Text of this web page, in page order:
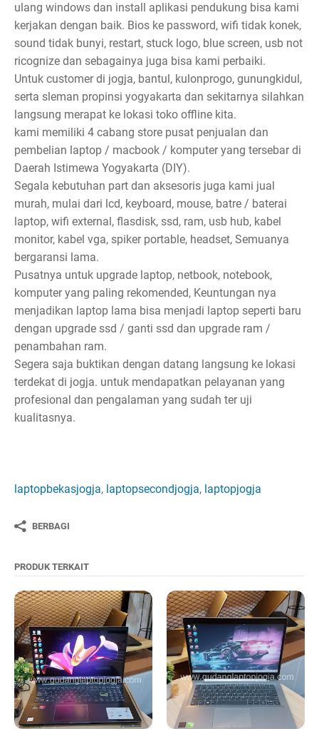
ulang windows dan install aplikasi pendukung bisa kami
kerjakan dengan baik. Bios ke password, wifi tidak konek,
sound tidak bunyi, restart, stuck logo, blue screen, usb not
ricognize dan sebagainya juga bisa kami perbaiki.
Untuk customer di jogja, bantul, kulonprogo, gunungkidul,
serta sleman propinsi yogyakarta dan sekitarnya silahkan
langsung merapat ke lokasi toko offline kita.
kami memiliki 4 cabang store pusat penjualan dan
pembelian laptop / macbook / komputer yang tersebar di
Daerah Istimewa Yogyakarta (DIY).
Segala kebutuhan part dan aksesoris juga kami jual
murah, mulai dari lcd, keyboard, mouse, batre / baterai
laptop, wifi external, flasdisk, ssd, ram, usb hub, kabel
monitor, kabel vga, spiker portable, headset, Semuanya
bergaransi lama.
Pusatnya untuk upgrade laptop, netbook, notebook,
komputer yang paling rekomended, Keuntungan nya
menjadikan laptop lama bisa menjadi laptop seperti baru
dengan upgrade ssd / ganti ssd dan upgrade ram /
penambahan ram.
Segera saja buktikan dengan datang langsung ke lokasi
terdekat di jogja. untuk mendapatkan pelayanan yang
profesional dan pengalaman yang sudah ter uji
kualitasnya.
laptopbekasjogja, laptopsecondjogja, laptopjogja
BERBAGI
PRODUK TERKAIT